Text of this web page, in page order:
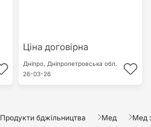
Ціна договірна
Дніпро, Дніпропетровська обл.
26-03-26
Продукти бджільництва Мед Мед